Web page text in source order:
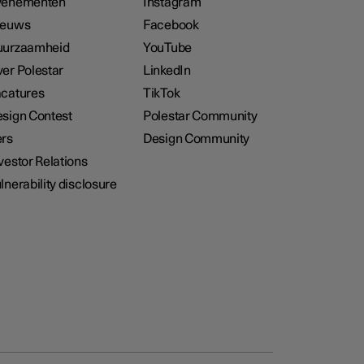
Polestar
Contest
Relations
disclosure
Facebook
YouTube
LinkedIn
TikTok
Polestar Community
Design Community